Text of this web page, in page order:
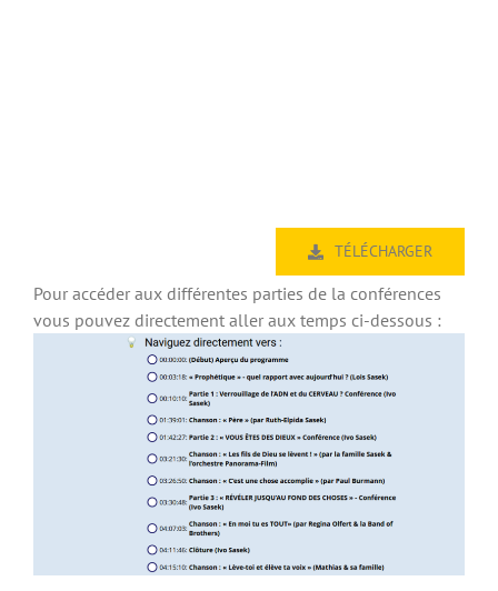
TÉLÉCHARGER
Pour accéder aux différentes parties de la conférences
vous pouvez directement aller aux temps ci-dessous :